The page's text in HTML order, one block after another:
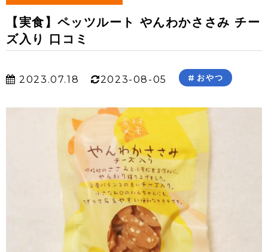
【実食】ペッツルート やんわかささみ チー
ズ入り 口コミ
2023.07.18 2023-08-05 おやつ